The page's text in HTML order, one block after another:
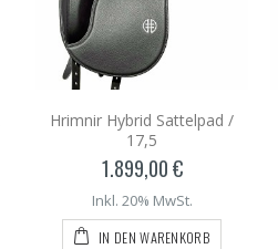
Hrimnir Hybrid Sattelpad /
17,5
1.899,00 €
Inkl. 20% MwSt.
IN DEN WARENKORB